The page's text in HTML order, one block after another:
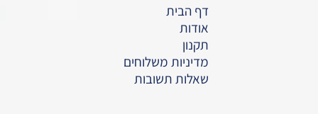
דף הבית
אודות
תקנון
מדיניות משלוחים
שאלות תשובות